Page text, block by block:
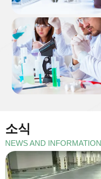
소식
NEWS AND INFORMATION